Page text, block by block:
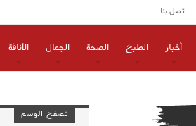
اتصل بنا
أخبار الطبخ الصحة الجمال الأناقة
تصفح الوسم